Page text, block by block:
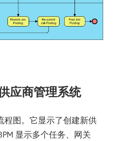
应商管理系统
程图。它显示了创建新供
显示多个任务、网关